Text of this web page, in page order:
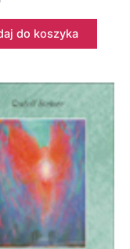
do koszyka